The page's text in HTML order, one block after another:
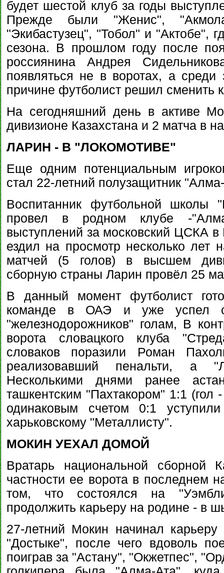
будет шестой клуб за годы
Прежде были "Женис",
"Экибастузец", "Тобол" и "Актобе",
сезона. В прошлом году после
россиянина Андрея
появляться не в воротах, а
причине футболист решил сменить
На сегодняшний день в активе
дивизионе Казахстана и 2 матча в
ЛАРИН - В "ЛОКОМОТИВЕ"
Еще одним потенциальным
стал 22-летний полузащитник
Воспитанник футбольной школы
провел в родном клубе -
выступлений за московский ЦСКА в
ездил на просмотр несколько лет
матчей (5 голов) в высшем
сборную страны Ларин провёл 25
В данный момент футболист
команде в ОАЭ и уже успел
"железнодорожников" голам, В
ворота словацкого клуба
словаков поразили Роман
реализовавший пенальти, а
Несколькими днями ранее
ташкентским "Пахтакором" 1:1
одинаковым счетом 0:1
харьковскому "Металлисту".
МОКИН УЕХАЛ ДОМОЙ
Вратарь национальной сборной
частности ее ворота в последнем
том, что состоялся на
продолжить карьеру на родине - в
27-летний Мокин начинал
"Достыке", после чего вдоволь
поиграв за "Астану", "Окжетпес",